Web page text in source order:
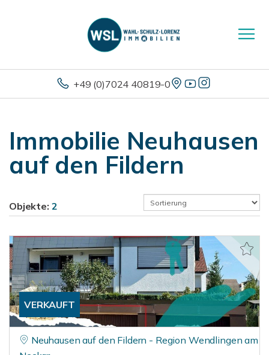
+49 (0)7024 40819-0
Immobilie Neuhausen
auf den Fildern
Objekte: 2
VERKAUFT
Neuhausen auf den Fildern - Region Wendlingen am